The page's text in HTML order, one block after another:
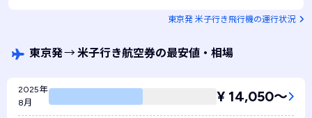
東京発 米子行き飛行機の運行状況
東京発→米子行き航空券の最安値・相場
2025年
8月
¥ 14,050〜